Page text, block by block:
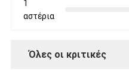
1
αστέρια
Όλες οι κριτικές